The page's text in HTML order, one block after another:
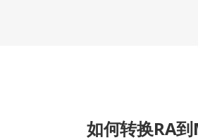
如何转换RA